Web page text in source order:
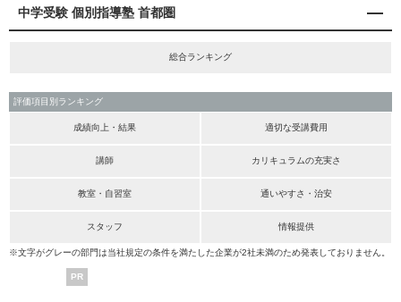
中学受験 個別指導塾 首都圏
総合ランキング
評価項目別ランキング
成績向上・結果 適切な受講費用
講師 カリキュラムの充実さ
教室・自習室 通いやすさ・治安
スタッフ 情報提供
※文字がグレーの部門は当社規定の条件を満たした企業が2社未満のため発表しておりません。
PR